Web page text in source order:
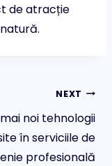
de atracție
NEXT
noi tehnologii
în serviciile de
profesională